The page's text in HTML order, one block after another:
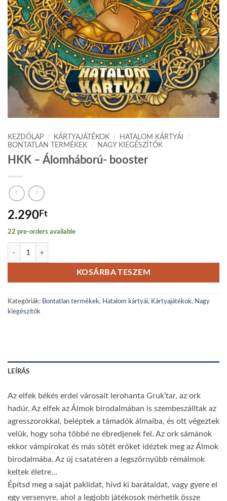
KEZDŐLAP / KÁRTYAJÁTÉKOK / HATALOM KÁRTYÁI
/
BONTATLAN TERMÉKEK
/ NAGY KIEGÉSZÍTŐK
HKK – Álomháború- booster
2.290Ft
22 pre-orders available
HKK - Álomháború- booster mennyiség
KOSÁRBA TESZEM
Kategóriák: Bontatlan termékek, Hatalom kártyái, Kártyajátékok, Nagy
kiegészítők
LEÍRÁS
Az elfek békés erdei városait lerohanta Gruk’tar, az ork
hadúr. Az elfek az Álmok birodalmában is szembeszálltak az
agresszorokkal, beléptek a támadók álmaiba, és ott végeztek
velük, hogy soha többé ne ébredjenek fel. Az ork sámánok
ekkor vámpírokat és más sötét erőket idéztek meg az Álmok
birodalmába. Az új csatatéren a legszörnyűbb rémálmok
keltek életre…
Építsd meg a saját paklidat, hívd ki barátaidat, vagy gyere el
egy versenyre, ahol a legjobb játékosok mérhetik össze